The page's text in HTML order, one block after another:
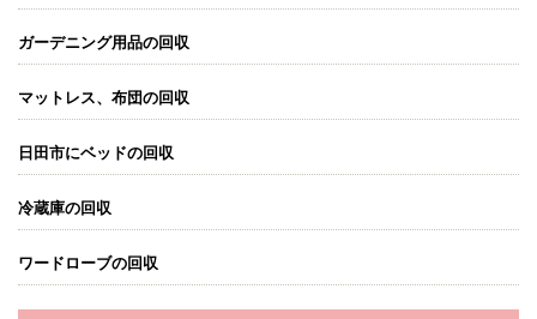
ガーデニング用品の回収
マットレス、布団の回収
日田市にベッドの回収
冷蔵庫の回収
ワードローブの回収